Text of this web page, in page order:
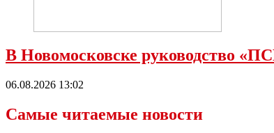
В Новомосковске руководство
06.08.2026 13:02
Самые читаемые новости